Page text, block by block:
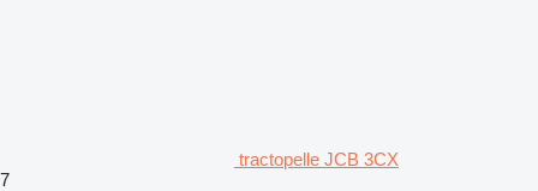
tractopelle JCB 3CX
7